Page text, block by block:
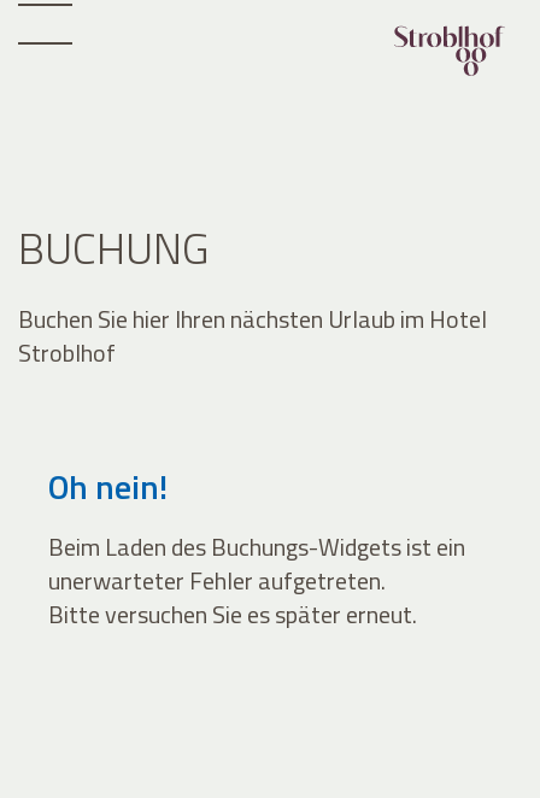
BUCHUNG
Buchen Sie hier Ihren nächsten Urlaub im Hotel
Stroblhof
Oh nein!
Beim Laden des Buchungs-Widgets ist ein
unerwarteter Fehler aufgetreten.
Bitte versuchen Sie es später erneut.